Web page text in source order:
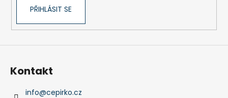
PŘIHLÁSIT SE
Kontakt
info@cepirko.cz